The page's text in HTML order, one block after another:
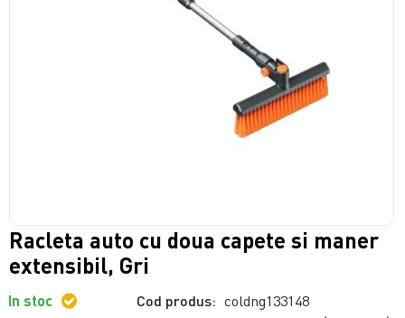
Racleta auto cu doua capete si maner
extensibil, Gri
In stoc Cod produs: coldng133148